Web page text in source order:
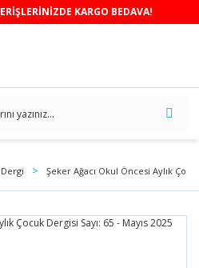
KARGO BEDAVA!
Şeker Ağacı Okul Öncesi Aylık